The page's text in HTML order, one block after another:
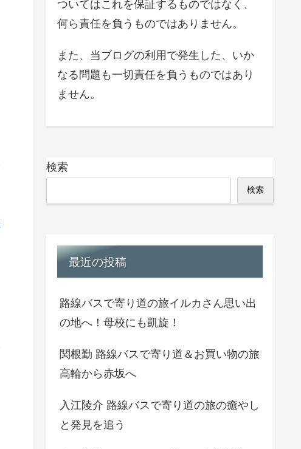
ついてはこれを保証するものではなく、
何ら責任を負うものではありません。
また、当ブログの利用で発生した、いか
なる問題も一切責任を負うものではあり
ません。
検索
検索
最近の投稿
路線バスで寄り道の旅イルカさん思い出
の地へ！母校にも凱旋！
関根勤 路線バスで寄り道＆お買い物の旅
高輪から赤坂へ
入江陵介 路線バスで寄り道の旅の癒やし
と発見を追う